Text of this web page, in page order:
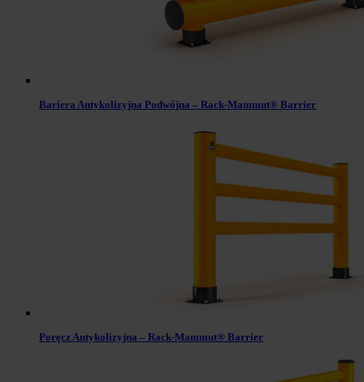
Bariera Antykolizyjna Podwójna – Rack-Mammut® Barrier
Poręcz Antykolizyjna – Rack-Mammut® Barrier